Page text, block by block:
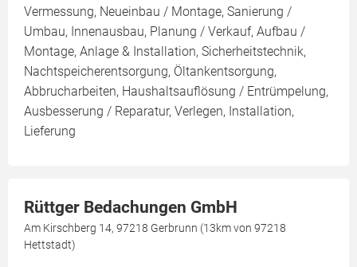
Vermessung, Neueinbau / Montage, Sanierung /
Umbau, Innenausbau, Planung / Verkauf, Aufbau /
Montage, Anlage & Installation, Sicherheitstechnik,
Nachtspeicherentsorgung, Öltankentsorgung,
Abbrucharbeiten, Haushaltsauflösung / Entrümpelung,
Ausbesserung / Reparatur, Verlegen, Installation,
Lieferung
Rüttger Bedachungen GmbH
Am Kirschberg 14, 97218 Gerbrunn (13km von 97218
Hettstadt)